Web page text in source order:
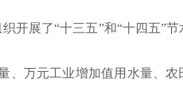
开展了“十三五”和“十四五”
、万元工业增加值用水量、